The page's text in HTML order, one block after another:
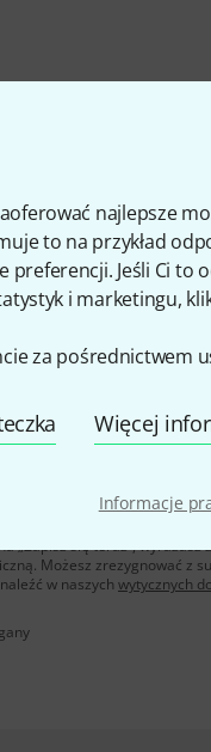
najlepsze
to na przykład
Jeśli Ci to
i marketingu,
za pośrednictwem
Więcej
Informacje
widzisz?
i opinie
„Zapisz się teraz”,
Możesz zrezygnować z
w naszych wytycznych